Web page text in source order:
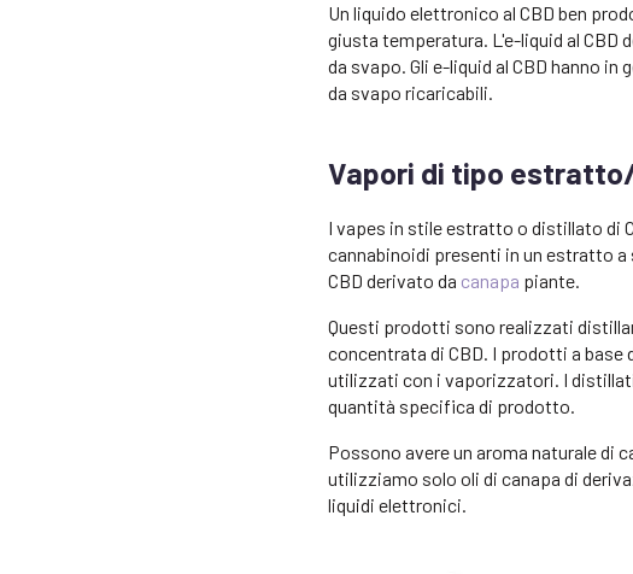
Un liquido elettronico al CBD ben
giusta temperatura. L'e-liquid al CBD
da svapo. Gli e-liquid al CBD hanno in
da svapo ricaricabili.
Vapori di tipo
I vapes in stile estratto o distillato di
cannabinoidi presenti in un estratto
CBD derivato da canapa piante.
Questi prodotti sono realizzati
concentrata di CBD. I prodotti a
utilizzati con i vaporizzatori. I
quantità specifica di prodotto.
Possono avere un aroma naturale di
utilizziamo solo oli di canapa di
liquidi elettronici.